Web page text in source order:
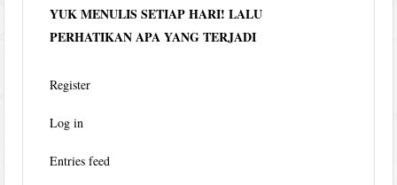
YUK MENULIS SETIAP HARI! LALU
PERHATIKAN APA YANG TERJADI
Register
Log in
Entries feed